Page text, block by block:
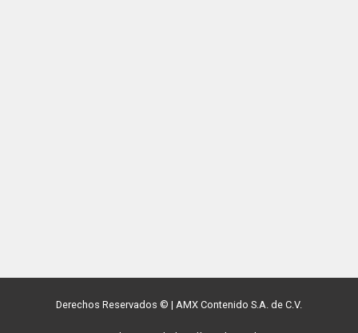
Derechos Reservados © | AMX Contenido S.A. de C.V.